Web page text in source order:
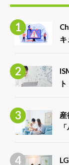
キ
産